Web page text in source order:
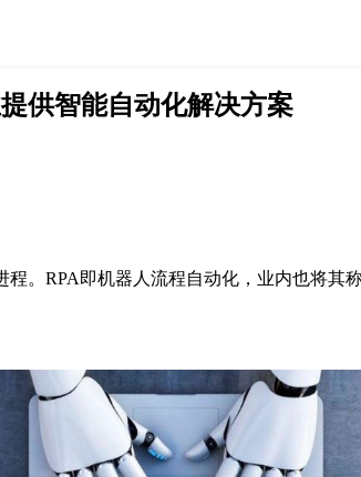
供智能自动化解决方案
。RPA即机器人流程自动化，业内也将其